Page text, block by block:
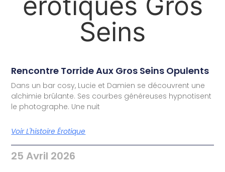
Seins
Rencontre Torride Aux Gros Seins Opulents
Dans un bar cosy, Lucie et Damien se découvrent une
alchimie brûlante. Ses courbes généreuses hypnotisent
le photographe. Une nuit
Voir L'histoire Érotique
25 Avril 2026